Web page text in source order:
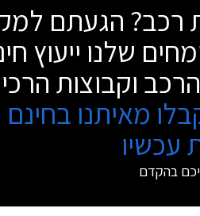
רכב? הגעתם
שלנו ייעוץ
וקבוצות
מאיתנו בחינם
עכשיו
בהקדם